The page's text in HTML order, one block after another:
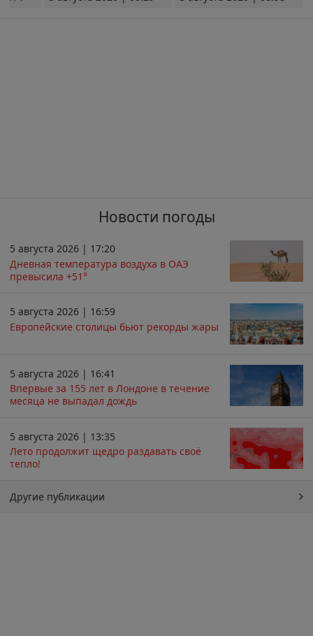
Новости погоды
5 августа 2026 | 17:20
Дневная температура воздуха в ОАЭ
превысила +51°
5 августа 2026 | 16:59
Европейские столицы бьют рекорды жары
5 августа 2026 | 16:41
Впервые за 155 лет в Лондоне в течение
месяца не выпадал дождь
5 августа 2026 | 13:35
Лето продолжит щедро раздавать своё
тепло!
Другие публикации